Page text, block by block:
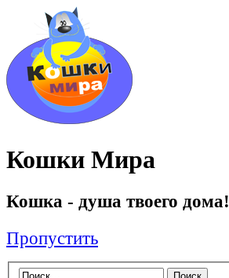
Кошки Мира
Кошка - душа твоего дома!
Пропустить